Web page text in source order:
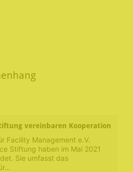
vereinbaren Kooperation
Facility Management e.V.
Stiftung haben im Mai 2021
Sie umfasst das